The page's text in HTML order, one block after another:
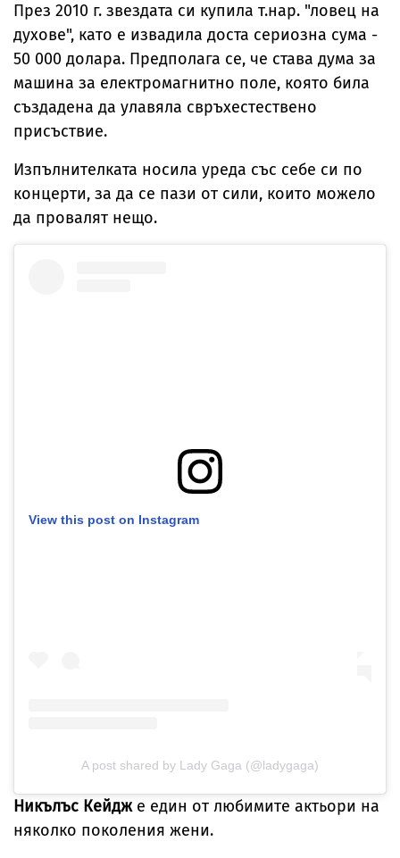
През 2010 г. звездата си купила т.нар. "ловец на
духове", като е извадила доста сериозна сума -
50 000 долара. Предполага се, че става дума за
машина за електромагнитно поле, която била
създадена да улавяла свръхестествено
присъствие.
Изпълнителката носила уреда със себе си по
концерти, за да се пази от сили, които можело
да провалят нещо.
View this post on Instagram
A post shared by Lady Gaga (@ladygaga)
Никълъс Кейдже един от любимите актьори на
няколко поколения жени.